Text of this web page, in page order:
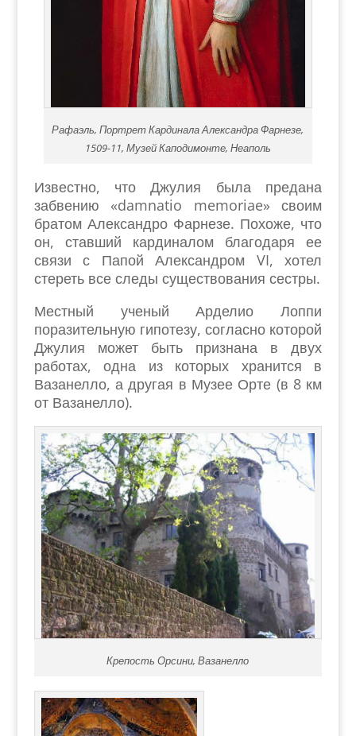
Рафаэль, Портрет Кардинала Александра Фарнезе,
1509-11, Музей Каподимонте, Неаполь
Известно, что Джулия была предана
забвению «damnatio memoriae» своим
братом Александро Фарнезе. Похоже, что
он, ставший кардиналом благодаря ее
связи с Папой Александром VI, хотел
стереть все следы существования сестры.
Местный ученый Арделио Лоппи
поразительную гипотезу, согласно которой
Джулия может быть признана в двух
работах, одна из которых хранится в
Вазанелло, а другая в Музее Орте (в 8 км
от Вазанелло).
Крепость Орсини, Вазанелло